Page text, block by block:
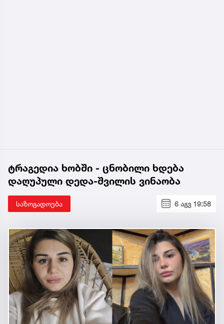
ტრაგედია ხობში - ცნობილი ხდება
დაღუპული დედა-შვილის ვინაობა
საზოგადოება 6 აგვ 19:58